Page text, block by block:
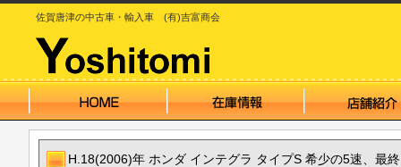
佐賀唐津の中古車・輸入車 (有)吉富商会
H.18(2006)年 ホンダ インテグラ タイプS 希少の5速、最